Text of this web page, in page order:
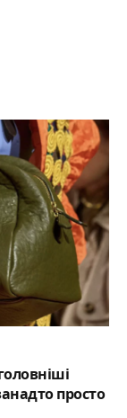
просто